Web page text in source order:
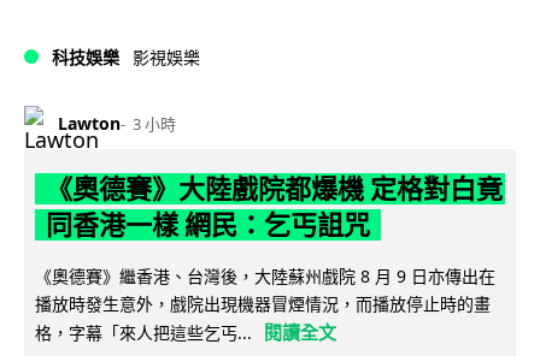
科技娛樂 影視娛樂
Lawton 3 小時
《奧德賽》大陸戲院都爆機 定格對白竟
同香港一樣 網民：乞丐詛咒
《奧德賽》繼香港、台灣後，大陸蘇州戲院 8 月 9 日亦傳出在
播放時發生意外，戲院出現機器冒煙情況，而播放停止時的畫
格，字幕「來人把這些乞丐...
閱讀全文